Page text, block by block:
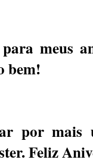
meus
bem!
por
Feliz